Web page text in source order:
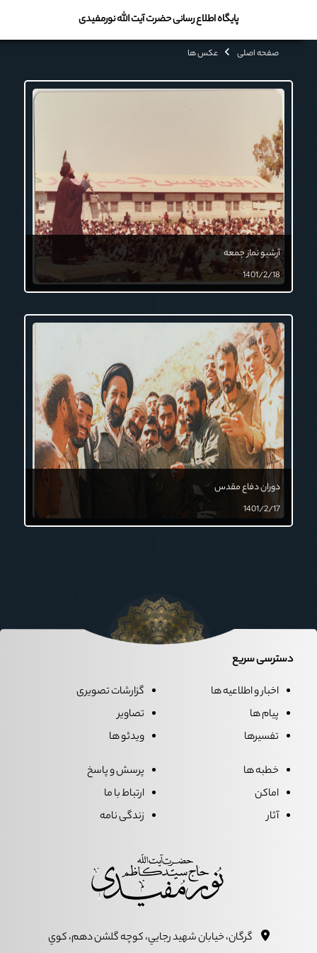
پایگاه اطلاع رسانی حضرت آیت الله نورمفیدی
صفحه اصلی عکس ها
آرشیو نماز جمعه
1401/2/18
دوران دفاع مقدس
1401/2/17
دسترسی سریع
اخبار و اطلاعیه ها
پیام ها
تفسیرها
گزارشات تصویری
تصاویر
ویدئو ها
خطبه ها
اماکن
آثار
پرسش و پاسخ
ارتباط با ما
زندگی نامه
گرگان، خيابان شهيد رجايي، کوچه گلشن دهم، کوي